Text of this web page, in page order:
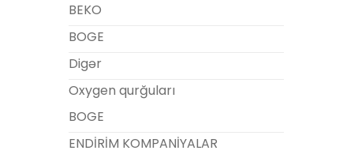
BEKO
BOGE
Digər
Oxygen qurğuları
BOGE
ENDİRİM KOMPANİYALAR